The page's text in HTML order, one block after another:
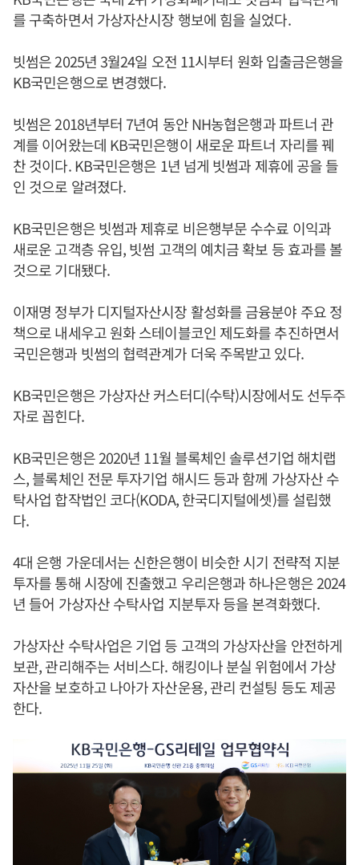
를 구축하면서 가상자산시장 행보에 힘을 실었다.
빗썸은 2025년 3월24일 오전 11시부터 원화 입출금은행을
KB국민은행으로 변경했다.
빗썸은 2018년부터 7년여 동안 NH농협은행과 파트너 관
계를 이어왔는데 KB국민은행이 새로운 파트너 자리를 꿰
찬 것이다. KB국민은행은 1년 넘게 빗썸과 제휴에 공을 들
인 것으로 알려졌다.
KB국민은행은 빗썸과 제휴로 비은행부문 수수료 이익과
새로운 고객층 유입, 빗썸 고객의 예치금 확보 등 효과를 볼
것으로 기대됐다.
이재명 정부가 디지털자산시장 활성화를 금융분야 주요 정
책으로 내세우고 원화 스테이블코인 제도화를 추진하면서
국민은행과 빗썸의 협력관계가 더욱 주목받고 있다.
KB국민은행은 가상자산 커스터디(수탁)시장에서도 선두주
자로 꼽힌다.
KB국민은행은 2020년 11월 블록체인 솔루션기업 해치랩
스, 블록체인 전문 투자기업 해시드 등과 함께 가상자산 수
탁사업 합작법인 코다(KODA, 한국디지털에셋)를 설립했
다.
4대 은행 가운데서는 신한은행이 비슷한 시기 전략적 지분
투자를 통해 시장에 진출했고 우리은행과 하나은행은 2024
년 들어 가상자산 수탁사업 지분투자 등을 본격화했다.
가상자산 수탁사업은 기업 등 고객의 가상자산을 안전하게
보관, 관리해주는 서비스다. 해킹이나 분실 위험에서 가상
자산을 보호하고 나아가 자산운용, 관리 컨설팅 등도 제공
한다.